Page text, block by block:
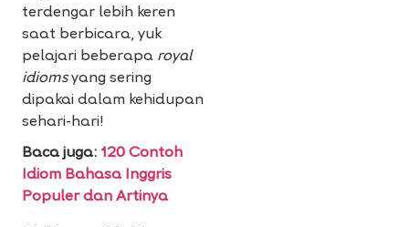
terdengar lebih keren
saat berbicara, yuk
pelajari beberapa royal
idiomsyang sering
dipakai dalam kehidupan
sehari-hari!
Baca juga: 120 Contoh
Idiom Bahasa Inggris
Populer dan Artinya